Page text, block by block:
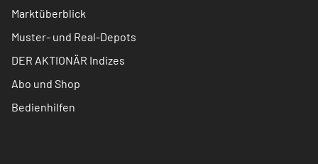
Marktüberblick
Muster- und Real-Depots
DER AKTIONÄR Indizes
Abo und Shop
Bedienhilfen